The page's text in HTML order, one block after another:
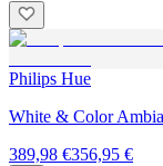
Philips Hue
White & Color
389,98 €356,95 €